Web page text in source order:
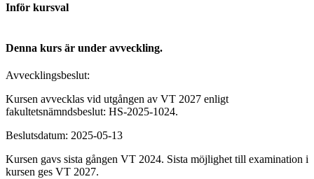
Inför kursval
Denna kurs är under avveckling.
Avvecklingsbeslut:
Kursen avvecklas vid utgången av VT 2027 enligt
fakultetsnämndsbeslut: HS-2025-1024.
Beslutsdatum: 2025-05-13
Kursen gavs sista gången VT 2024. Sista möjlighet till examination i
kursen ges VT 2027.